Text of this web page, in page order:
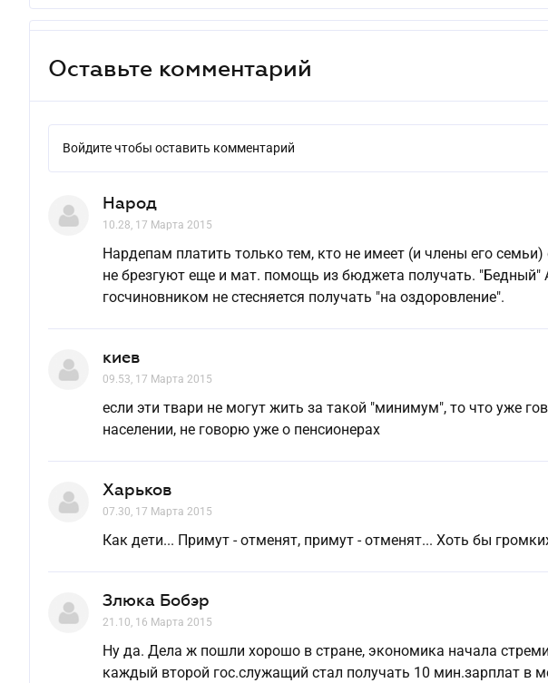
Оставьте комментарий
Войдите чтобы оставить комментарий
Народ
10.28, 17 Марта 2015
Нардепам платить только тем, кто не имеет (и члены его семьи)
не брезгуют еще и мат. помощь из бюджета получать. "Бедный"
госчиновником не стесняется получать "на оздоровление".
киев
09.53, 17 Марта 2015
если эти твари не могут жить за такой "минимум", то что уже
населении, не говорю уже о пенсионерах
Харьков
07.30, 17 Марта 2015
Как дети... Примут - отменят, примут - отменят... Хоть бы
Злюка Бобэр
21.10, 16 Марта 2015
Ну да. Дела ж пошли хорошо в стране, экономика начала
каждый второй гос.служащий стал получать 10 мин.зарплат в